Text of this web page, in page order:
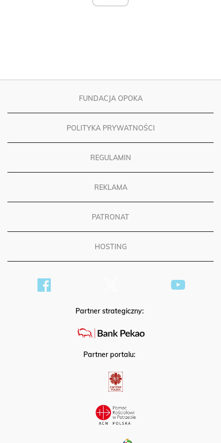
FUNDACJA OPOKA
POLITYKA PRYWATNOŚCI
REGULAMIN
REKLAMA
PATRONAT
HOSTING
Partner strategiczny:
Partner portalu: